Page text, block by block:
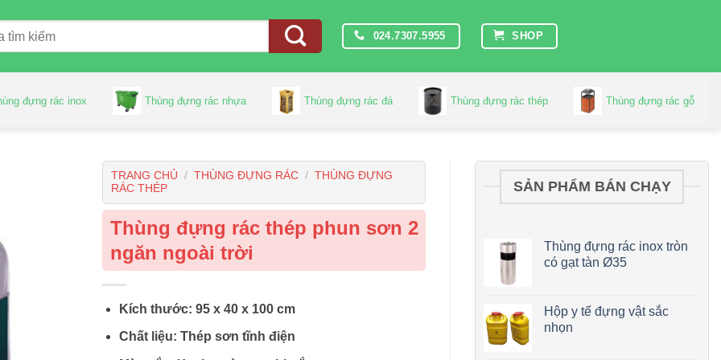
024.7307.5955 SHOP
đựng rác inox Thùng đựng rác nhựa Thùng đựng rác đá Thùng đựng rác thép Thùng đựng rác gỗ
TRANG CHỦ / THÙNG ĐỰNG RÁC / THÙNG ĐỰNG
RÁC THÉP
Thùng đựng rác thép phun sơn 2
ngăn ngoài trời
Kích thước: 95 x 40 x 100 cm
Chất liệu: Thép sơn tĩnh điện
SẢN PHẨM BÁN CHẠY
Thùng đựng rác inox tròn
có gạt tàn Ø35
Hộp y tế đựng vật sắc
nhọn